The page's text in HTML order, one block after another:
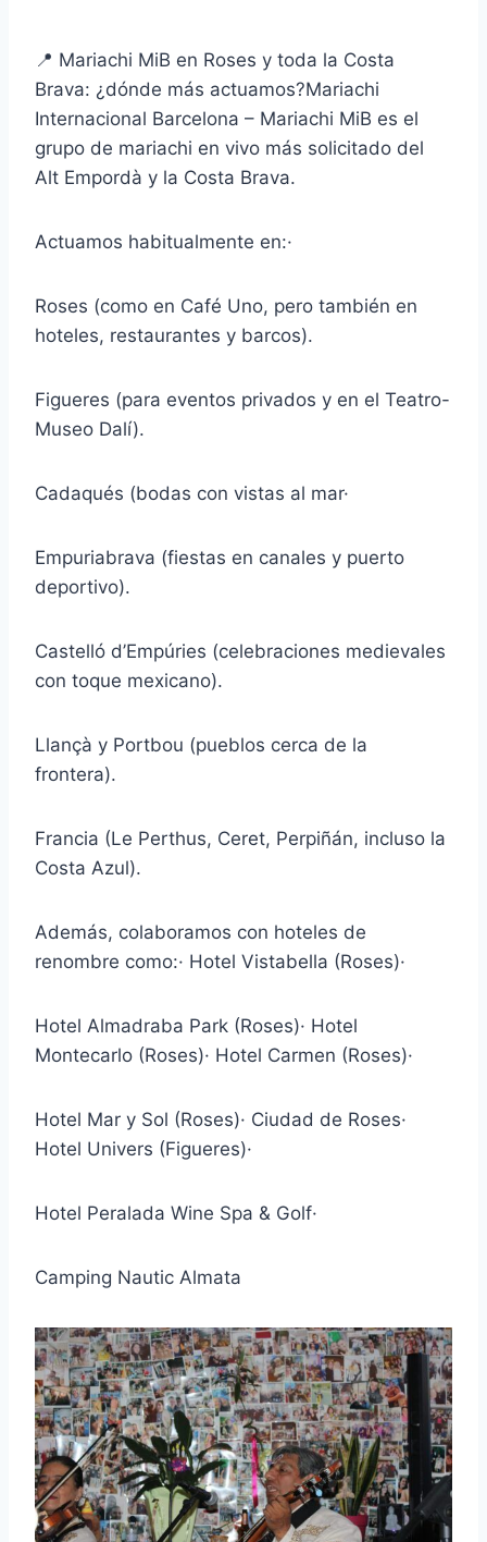
📍 Mariachi MiB en Roses y toda la Costa
Brava: ¿dónde más actuamos?Mariachi
Internacional Barcelona – Mariachi MiB es el
grupo de mariachi en vivo más solicitado del
Alt Empordà y la Costa Brava.
Actuamos habitualmente en:·
Roses (como en Café Uno, pero también en
hoteles, restaurantes y barcos).
Figueres (para eventos privados y en el Teatro-
Museo Dalí).
Cadaqués (bodas con vistas al mar·
Empuriabrava (fiestas en canales y puerto
deportivo).
Castelló d’Empúries (celebraciones medievales
con toque mexicano).
Llançà y Portbou (pueblos cerca de la
frontera).
Francia (Le Perthus, Ceret, Perpiñán, incluso la
Costa Azul).
Además, colaboramos con hoteles de
renombre como:· Hotel Vistabella (Roses)·
Hotel Almadraba Park (Roses)· Hotel
Montecarlo (Roses)· Hotel Carmen (Roses)·
Hotel Mar y Sol (Roses)· Ciudad de Roses·
Hotel Univers (Figueres)·
Hotel Peralada Wine Spa & Golf·
Camping Nautic Almata